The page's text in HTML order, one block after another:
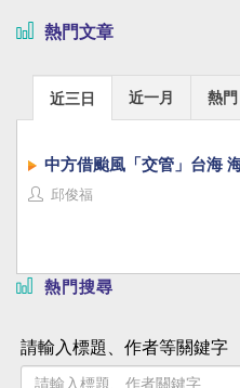
熱門文章
近三日 近一月 熱門
中方借颱風「交管」台海
邱俊福
熱門搜尋
請輸入標題、作者等關鍵字